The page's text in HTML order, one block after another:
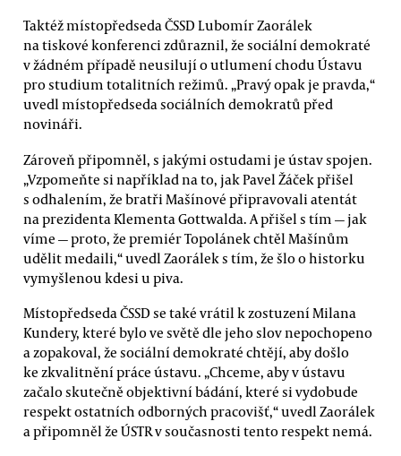
Taktéž místopředseda ČSSD Lubomír Zaorálek
na tiskové konferenci zdůraznil, že sociální demokraté
v žádném případě neusilují o utlumení chodu Ústavu
pro studium totalitních režimů. „Pravý opak je pravda,“
uvedl místopředseda sociálních demokratů před
novináři.
Zároveň připomněl, s jakými ostudami je ústav spojen.
„Vzpomeňte si například na to, jak Pavel Žáček přišel
s odhalením, že bratři Mašínové připravovali atentát
na prezidenta Klementa Gottwalda. A přišel s tím — jak
víme — proto, že premiér Topolánek chtěl Mašínům
udělit medaili,“ uvedl Zaorálek s tím, že šlo o historku
vymyšlenou kdesi u piva.
Místopředseda ČSSD se také vrátil k zostuzení Milana
Kundery, které bylo ve světě dle jeho slov nepochopeno
a zopakoval, že sociální demokraté chtějí, aby došlo
ke zkvalitnění práce ústavu. „Chceme, aby v ústavu
začalo skutečně objektivní bádání, které si vydobude
respekt ostatních odborných pracovišť,“ uvedl Zaorálek
a připomněl že ÚSTR v současnosti tento respekt nemá.